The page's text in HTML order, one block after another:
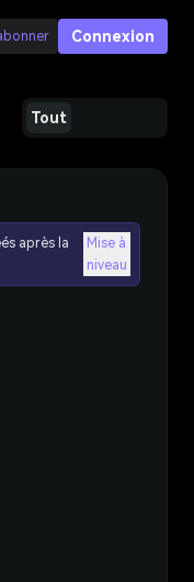
Connexion
Tout
après la
Mise à
niveau